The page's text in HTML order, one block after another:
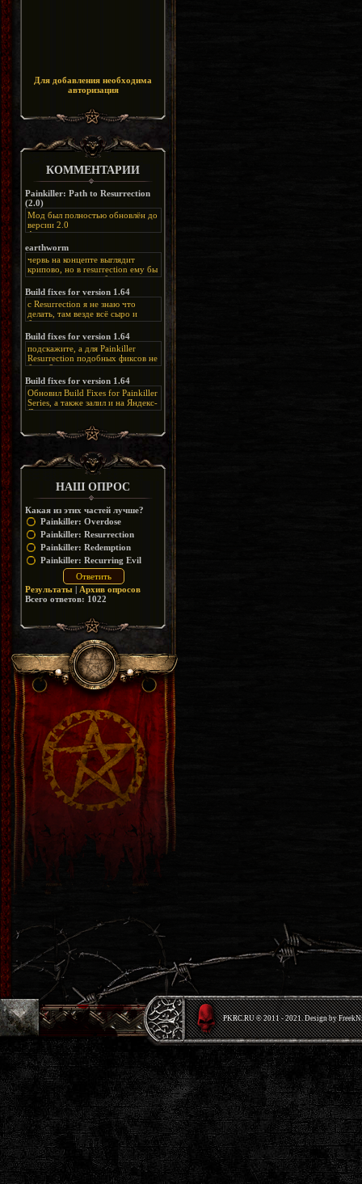
Для добавления необходима
авторизация
КОММЕНТАРИИ
Painkiller: Path to Resurrection
(2.0)
Мод был полностью обновлён до
версии 2.0
Альтернативная
ссылка:
FzzDkRlC8Q
earthworm
червь на концепте выглядит
крипово, но в resurrection ему бы
нашлось место, особенно в
каких-нибудь подземных
катакомбах. жаль, что половину
задумок там вырезали, зато и
рпгшности меньше. build fixes
спасибо что перезалили на
яндекс. а вот в комментах на
сайте у меня пару раз вылезала
левая вставка
https://uzbekmelbet.com/ru/
дико отвлекает от обсуждения
скринов.
Build fixes for version 1.64
с Resurrection я не знаю что
делать, там везде всё сыро и
баговано, от чего и заниматься
этим не хочется, тут либо играть
как есть или искать патчи для
этого дополнения на moddb,
либо же на крайняк играть мод
Resurrection, но настолько что не
особо уже и узнаётся
Build fixes for version 1.64
подскажите, а для Painkiller
Resurrection подобных фиксов не
будет?
Build fixes for version 1.64
Обновил Build Fixes for Painkiller
Series, а также залил и на Яндекс-
Диск
НАШ ОПРОС
Какая из этих частей лучше?
Painkiller: Overdose
Painkiller: Resurrection
Painkiller: Redemption
Painkiller: Recurring Evil
Результаты | Архив опросов
Всего ответов: 1022
PKRС.RU © 2011 - 2021. Design by